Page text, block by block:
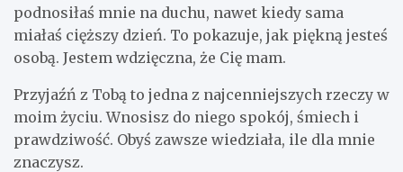
podnosiłaś mnie na duchu, nawet kiedy sama
miałaś cięższy dzień. To pokazuje, jak piękną jesteś
osobą. Jestem wdzięczna, że Cię mam.
Przyjaźń z Tobą to jedna z najcenniejszych rzeczy w
moim życiu. Wnosisz do niego spokój, śmiech i
prawdziwość. Obyś zawsze wiedziała, ile dla mnie
znaczysz.